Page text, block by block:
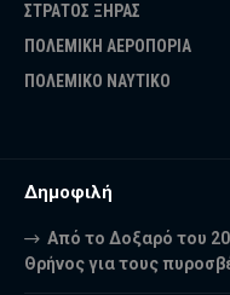
ΣΤΡΑΤΟΣ ΞΗΡΑΣ
ΠΟΛΕΜΙΚΗ ΑΕΡΟΠΟΡΙΑ
ΠΟΛΕΜΙΚΟ ΝΑΥΤΙΚΟ
Δημοφιλή
Από το Δοξαρό του
Θρήνος για τους